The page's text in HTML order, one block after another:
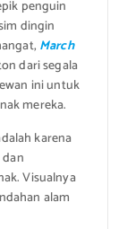
penguin
dingin
March
dari segala
ini untuk
mereka.
karena
Visualnya
alam